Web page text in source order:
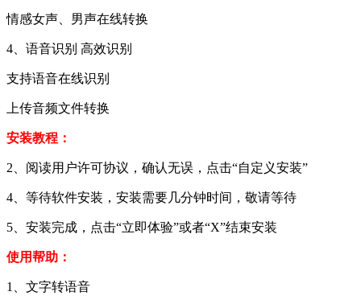
情感女声、男声在线转换
4、语音识别 高效识别
支持语音在线识别
上传音频文件转换
安装教程：
2、阅读用户许可协议，确认无误，点击“自定义安装”
4、等待软件安装，安装需要几分钟时间，敬请等待
5、安装完成，点击“立即体验”或者“X”结束安装
使用帮助：
1、文字转语音